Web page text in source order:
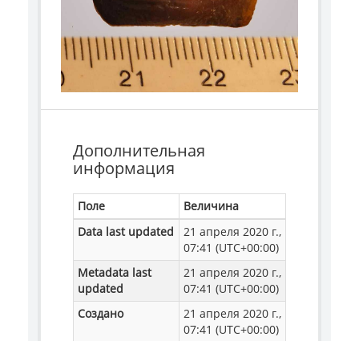
Дополнительная
информация
Поле
Величина
Data last updated
21 апреля 2020 г.,
07:41 (UTC+00:00)
Metadata last
updated
21 апреля 2020 г.,
07:41 (UTC+00:00)
Создано
21 апреля 2020 г.,
07:41 (UTC+00:00)